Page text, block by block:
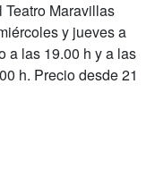
Maravillas
y jueves a
a las 19.00 h y a las
h. Precio desde 21